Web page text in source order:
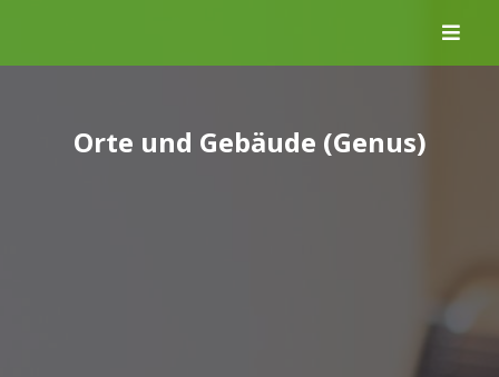
Orte und Gebäude (Genus)